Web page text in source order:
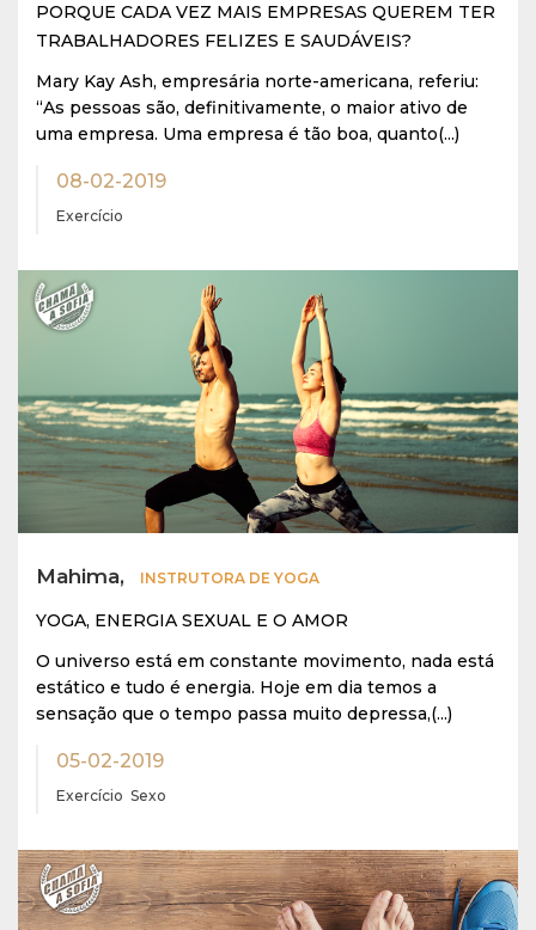
PORQUE CADA VEZ MAIS EMPRESAS QUEREM TER
TRABALHADORES FELIZES E SAUDÁVEIS?
Mary Kay Ash, empresária norte-americana, referiu:
“As pessoas são, definitivamente, o maior ativo de
uma empresa. Uma empresa é tão boa, quanto(...)
08-02-2019
Exercício
Mahima, INSTRUTORA DE YOGA
YOGA, ENERGIA SEXUAL E O AMOR
O universo está em constante movimento, nada está
estático e tudo é energia. Hoje em dia temos a
sensação que o tempo passa muito depressa,(...)
05-02-2019
Exercício Sexo